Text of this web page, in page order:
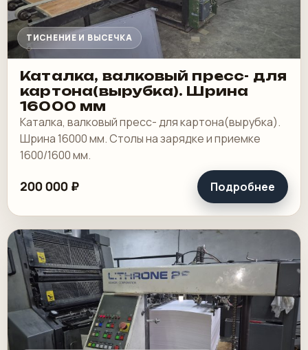
ТИСНЕНИЕ И ВЫСЕЧКА
Каталка, валковый пресс- для
картона(вырубка). Шрина
16000 мм
Каталка, валковый пресс- для картона(вырубка).
Шрина 16000 мм. Столы на зарядке и приемке
1600/1600 мм.
200 000 ₽ Подробнее